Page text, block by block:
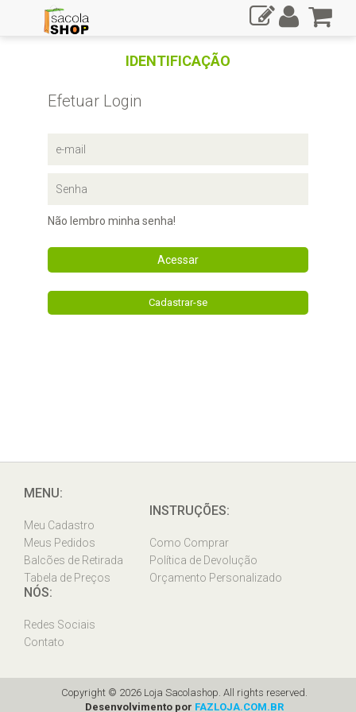
IDENTIFICAÇÃO
Efetuar Login
Não lembro minha senha!
Acessar
Cadastrar-se
MENU:
Meu Cadastro
Meus Pedidos
Balcões de Retirada
Tabela de Preços
INSTRUÇÕES:
Como Comprar
Política de Devolução
Orçamento Personalizado
NÓS:
Redes Sociais
Contato
Copyright © 2026 Loja Sacolashop. All rights reserved.
Desenvolvimento por FAZLOJA.COM.BR